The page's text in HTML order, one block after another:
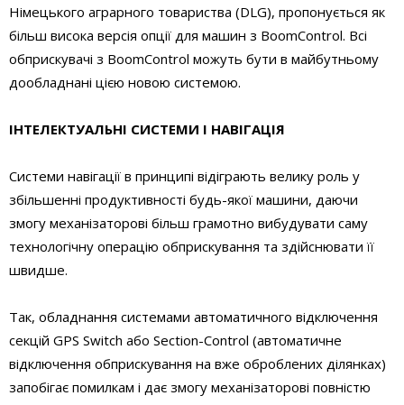
Німецького аграрного товариства (DLG), пропонується як
більш висока версія опції для машин з BoomControl. Всі
обприскувачі з BoomControl можуть бути в майбутньому
дообладнані цією новою системою.
ІНТЕЛЕКТУАЛЬНІ СИСТЕМИ І НАВІГАЦІЯ
Системи навігації в принципі відіграють велику роль у
збільшенні продуктивності будь-якої машини, даючи
змогу механізаторові більш грамотно вибудувати саму
технологічну операцію обприскування та здійснювати її
швидше.
Так, обладнання системами автоматичного відключення
секцій GPS Switch або Section-Сontrol (автоматичне
відключення обприскування на вже оброблених ділянках)
запобігає помилкам і дає змогу механізаторові повністю